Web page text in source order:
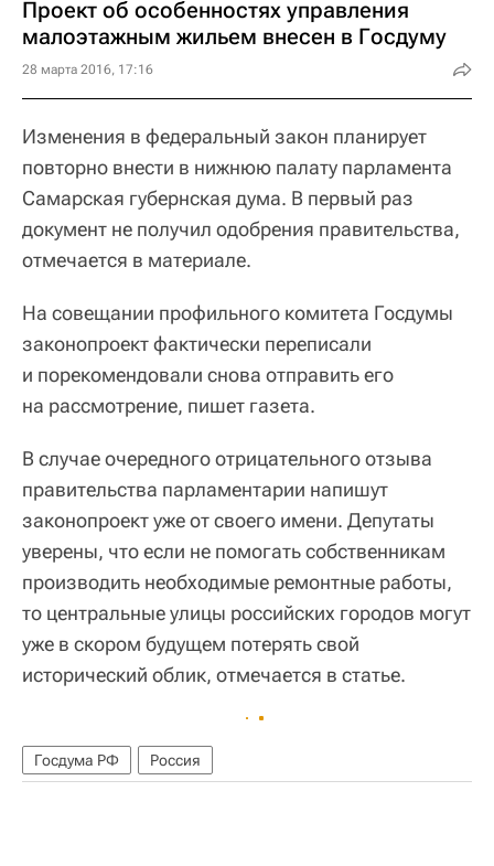
Проект об особенностях управления
малоэтажным жильем внесен в Госдуму
28 марта 2016, 17:16
Изменения в федеральный закон планирует
повторно внести в нижнюю палату парламента
Самарская губернская дума. В первый раз
документ не получил одобрения правительства,
отмечается в материале.
На совещании профильного комитета Госдумы
законопроект фактически переписали
и порекомендовали снова отправить его
на рассмотрение, пишет газета.
В случае очередного отрицательного отзыва
правительства парламентарии напишут
законопроект уже от своего имени. Депутаты
уверены, что если не помогать собственникам
производить необходимые ремонтные работы,
то центральные улицы российских городов могут
уже в скором будущем потерять свой
исторический облик, отмечается в статье.
Госдума РФ Россия